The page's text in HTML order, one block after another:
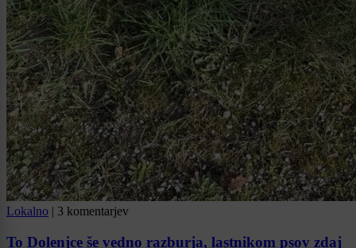
Lokalno | 3 komentarjev
To Dolenjce še vedno razburja, lastnikom psov zdaj